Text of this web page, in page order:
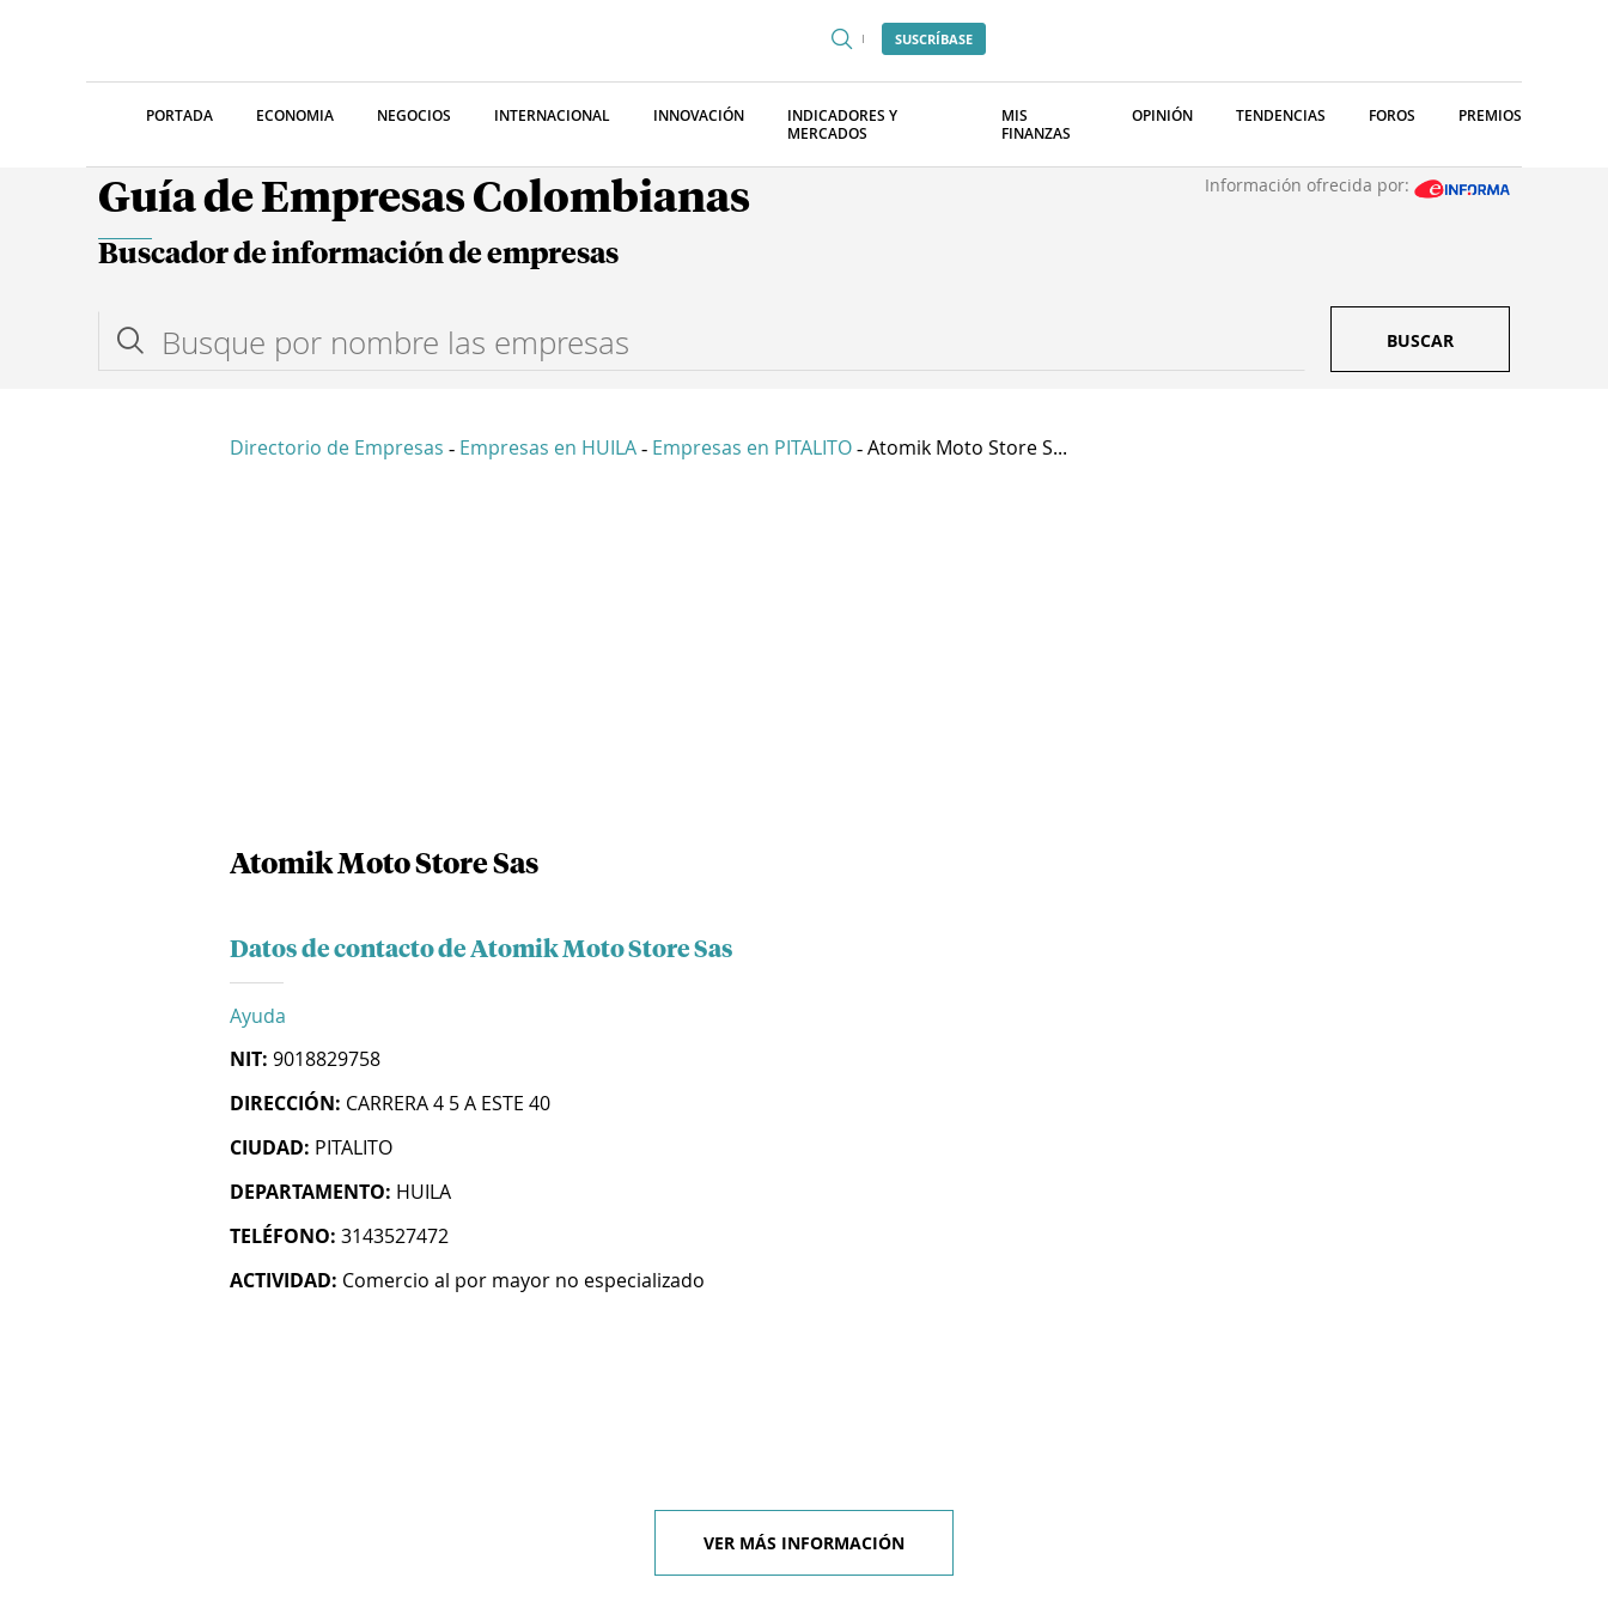
SUSCRÍBASE
PORTADA ECONOMIA NEGOCIOS INTERNACIONAL INNOVACIÓN
INDICADORES Y
MERCADOS
MIS
FINANZAS
OPINIÓN TENDENCIAS FOROS PREMIOS
Guía de Empresas Colombianas Información ofrecida por:
Buscador de información de empresas
BUSCAR
Directorio de Empresas - Empresas en HUILA - Empresas en PITALITO - Atomik Moto Store S...
Atomik Moto Store Sas
Datos de contacto de Atomik Moto Store Sas
Ayuda
NIT: 9018829758
DIRECCIÓN: CARRERA 4 5 A ESTE 40
CIUDAD: PITALITO
DEPARTAMENTO: HUILA
TELÉFONO: 3143527472
ACTIVIDAD: Comercio al por mayor no especializado
VER MÁS INFORMACIÓN